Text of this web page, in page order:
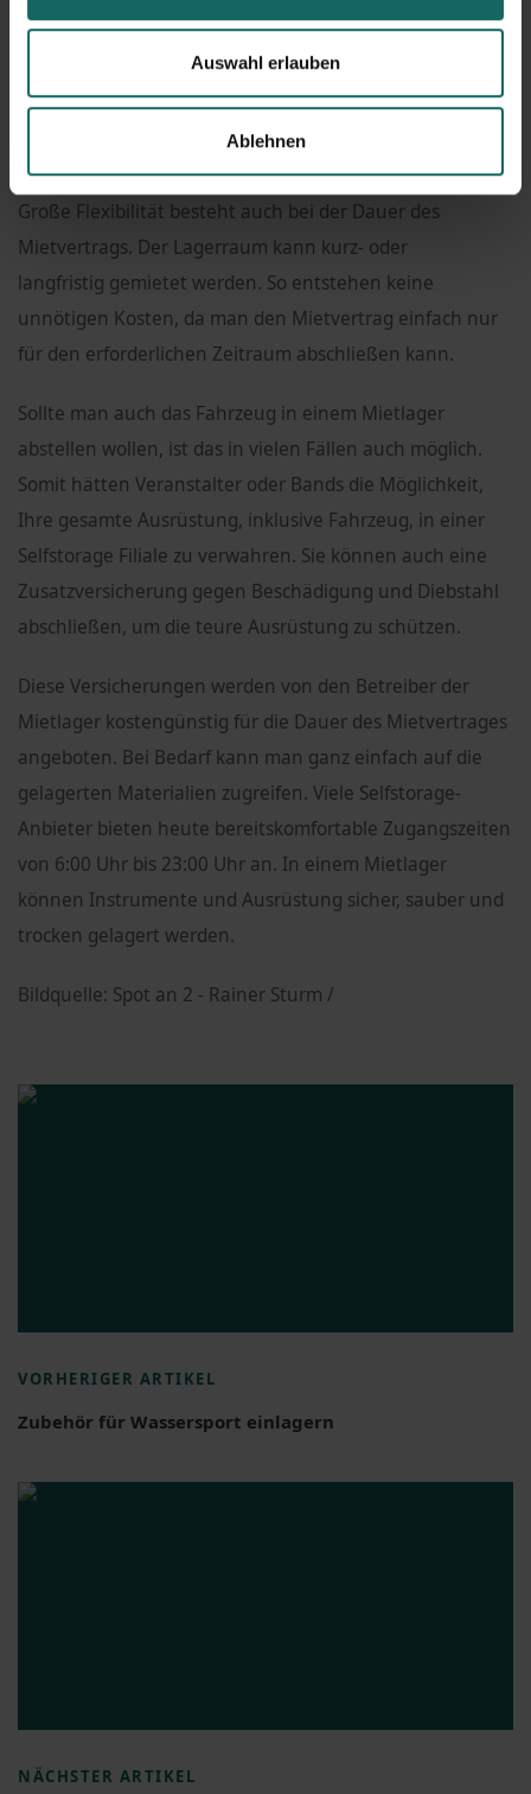
Auswahl erlauben
Ablehnen
zur Verfügung, so dass auch diese bequem in den
lagerraum gerollt werden können.
Große Flexibilität besteht auch bei der Dauer des
Mietvertrags. Der Lagerraum kann kurz- oder
langfristig gemietet werden. So entstehen keine
unnötigen Kosten, da man den Mietvertrag einfach nur
für den erforderlichen Zeitraum abschließen kann.
Sollte man auch das Fahrzeug in einem Mietlager
abstellen wollen, ist das in vielen Fällen auch möglich.
Somit hätten Veranstalter oder Bands die Möglichkeit,
Ihre gesamte Ausrüstung, inklusive Fahrzeug, in einer
Selfstorage Filiale zu verwahren. Sie können auch eine
Zusatzversicherung gegen Beschädigung und Diebstahl
abschließen, um die teure Ausrüstung zu schützen.
Diese Versicherungen werden von den Betreiber der
Mietlager kostengünstig für die Dauer des Mietvertrages
angeboten. Bei Bedarf kann man ganz einfach auf die
gelagerten Materialien zugreifen. Viele Selfstorage-
Anbieter bieten heute bereitskomfortable Zugangszeiten
von 6:00 Uhr bis 23:00 Uhr an. In einem Mietlager
können Instrumente und Ausrüstung sicher, sauber und
trocken gelagert werden.
Bildquelle: Spot an 2 - Rainer Sturm /
VORHERIGER ARTIKEL
Zubehör für Wassersport einlagern
NÄCHSTER ARTIKEL